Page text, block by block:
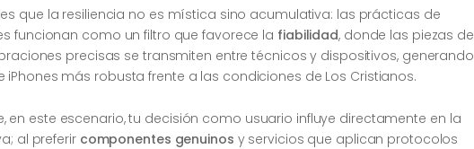
que la resiliencia no es mística sino acumulativa: las prácticas de
funcionan como un filtro que favorece la fiabilidad, donde las piezas de
precisas se transmiten entre técnicos y dispositivos, generando
más robusta frente a las condiciones de Los Cristianos.
en este escenario, tu decisión como usuario influye directamente en la
al preferir componentes genuinos y servicios que aplican protocolos